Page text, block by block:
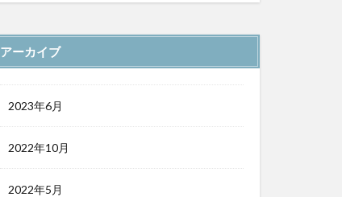
アーカイブ
2023年6月
2022年10月
2022年5月